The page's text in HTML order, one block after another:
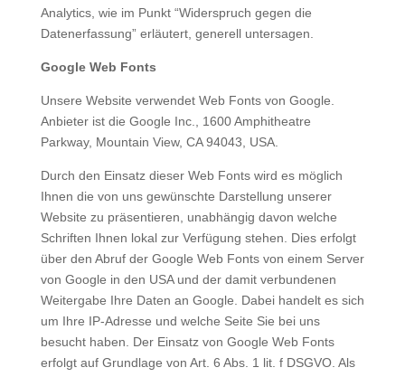
Analytics, wie im Punkt “Widerspruch gegen die
Datenerfassung” erläutert, generell untersagen.
Google Web Fonts
Unsere Website verwendet Web Fonts von Google.
Anbieter ist die Google Inc., 1600 Amphitheatre
Parkway, Mountain View, CA 94043, USA.
Durch den Einsatz dieser Web Fonts wird es möglich
Ihnen die von uns gewünschte Darstellung unserer
Website zu präsentieren, unabhängig davon welche
Schriften Ihnen lokal zur Verfügung stehen. Dies erfolgt
über den Abruf der Google Web Fonts von einem Server
von Google in den USA und der damit verbundenen
Weitergabe Ihre Daten an Google. Dabei handelt es sich
um Ihre IP-Adresse und welche Seite Sie bei uns
besucht haben. Der Einsatz von Google Web Fonts
erfolgt auf Grundlage von Art. 6 Abs. 1 lit. f DSGVO. Als